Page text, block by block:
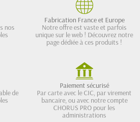
nos
Fabrication France et Europe
Notre offre est vaste et parfois
unique sur le web ! Découvrez notre
page dédiée à ces produits !
de
Paiement sécurisé
Par carte avec le CIC, par virement
bancaire, ou avec notre compte
CHORUS PRO pour les
administrations